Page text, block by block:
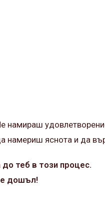
намираш
яснота и да
теб в този процес.
дошъл!